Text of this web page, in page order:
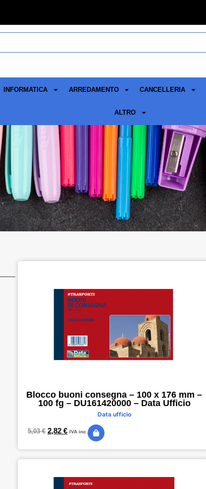
INFORMATICA ARREDAMENTO CANCELLERIA
ALTRO
Blocco buoni consegna – 100 x 176 mm –
100 fg – DU161420000 – Data Ufficio
Data ufficio
5,03€ 2,82 € IVA inc.